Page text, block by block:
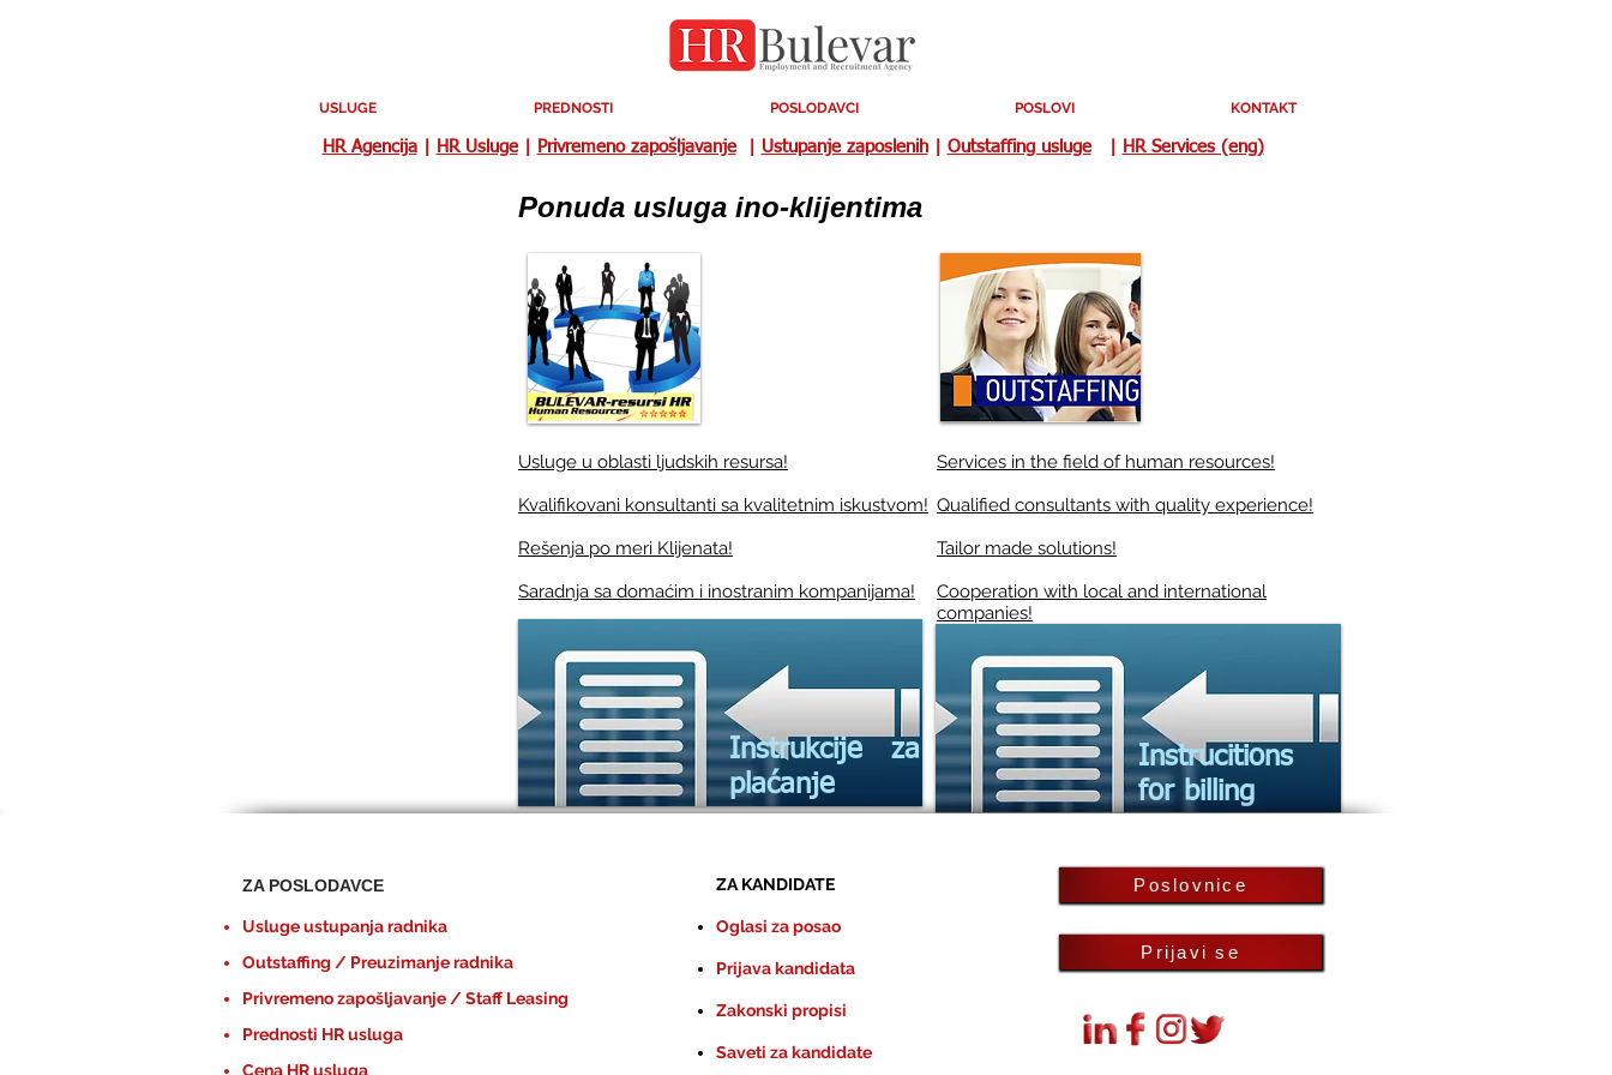
USLUGE PREDNOSTI POSLODAVCI POSLOVI KONTAKT
HR Agencija| HR Usluge| Privremeno zapošljavanje| Ustupanje zaposlenih| Outstaffing usluge| HR Services (eng)
Ponuda usluga ino-klijentima
Services in the field of human resources!
Qualified consultants with quality experience!
Tailor made solutions!
Cooperation with local and international
companies!
Usluge u oblasti ljudskih resursa!
Kvalifikovani konsultanti sa kvalitetnim iskustvom!
Rešenja po meri Klijenata!
Saradnja sa domaćim i inostranim kompanijama!
Instrukcije za
plaćanje
Instrucitions
for billing
ZA POSLODAVCE
Usluge ustupanja radnika
Outstaffing / Preuzimanje radnika
Privremeno zapošljavanje / Staff Leasing
Prednosti HR usluga
Cena HR usluga
ZA KANDIDATE
Oglasi za posao
Prijava kandidata
Zakonski propisi
Saveti za kandidate
Poslovnice
Prijavi se